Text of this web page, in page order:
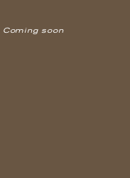
Coming soon